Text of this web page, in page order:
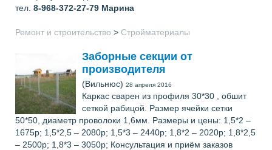
тел. 8-968-372-27-79 Марина
Ремонт и строительство > Стройматериалы
Заборные секции от
производителя
(Вильнюс) 28 апреля 2016
Каркас сварен из профиля 30*30 , обшит
сеткой рабицой. Размер ячейки сетки
50*50, диаметр проволоки 1,6мм. Размеры и цены: 1,5*2 –
1675р; 1,5*2,5 – 2080р; 1,5*3 – 2440р; 1,8*2 – 2020р; 1,8*2,5
– 2500р; 1,8*3 – 3050р; Консультация и приём заказов